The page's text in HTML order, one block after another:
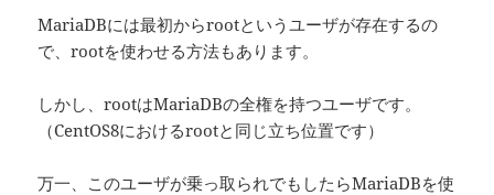
MariaDBには最初からrootというユーザが存在するの
で、rootを使わせる方法もあります。
しかし、rootはMariaDBの全権を持つユーザです。
（CentOS8におけるrootと同じ立ち位置です）
万一、このユーザが乗っ取られでもしたらMariaDBを使